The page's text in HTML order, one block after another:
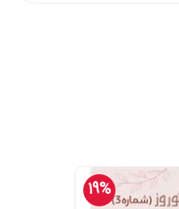
19%